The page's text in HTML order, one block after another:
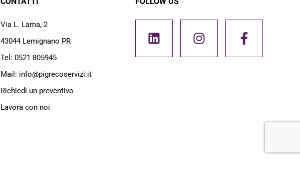
Via L. Lama, 2
43044 Lemignano PR
Tel: 0521 805945
Mail: info@pigrecoservizi.it
Richiedi un preventivo
Lavora con noi